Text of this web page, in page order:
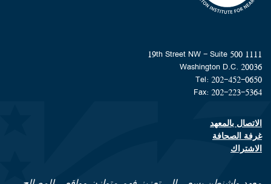
1111 19th Street NW - Suite 500
Washington D.C. 20036
Tel: 202-452-0650
Fax: 202-223-5364
Footer contact links
الاتصال بالمعهد
غرفة الصحافة
الاشتراك